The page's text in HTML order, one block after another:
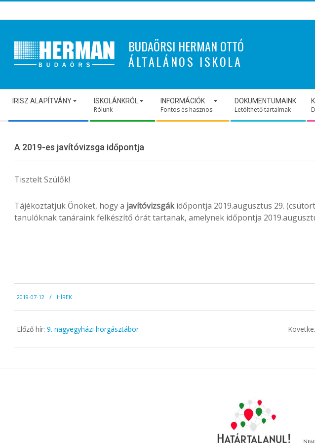
to
BUDAÖRSI HERMAN OTTÓ
ÁLTALÁNOS ISKOLA
Navigation
Menu
IRISZ ALAPÍTVÁNY ISKOLÁNKRÓL
Rólunk
INFORMÁCIÓK
Fontos és hasznos
DOKUMENTUMAINK
Letölthető tartalmak
A 2019-es javítóvizsga időpontja
Tisztelt Szülők!
Tájékoztatjuk Önöket, hogy a javítóvizsgákidőpontja 2019.augusztus 29.
tanulóknak tanáraink felkészítő órát tartanak, amelynek időpontja
07-
12
2019-07-12 HÍREK
Előző hír: 9. nagyegyházi horgásztábor